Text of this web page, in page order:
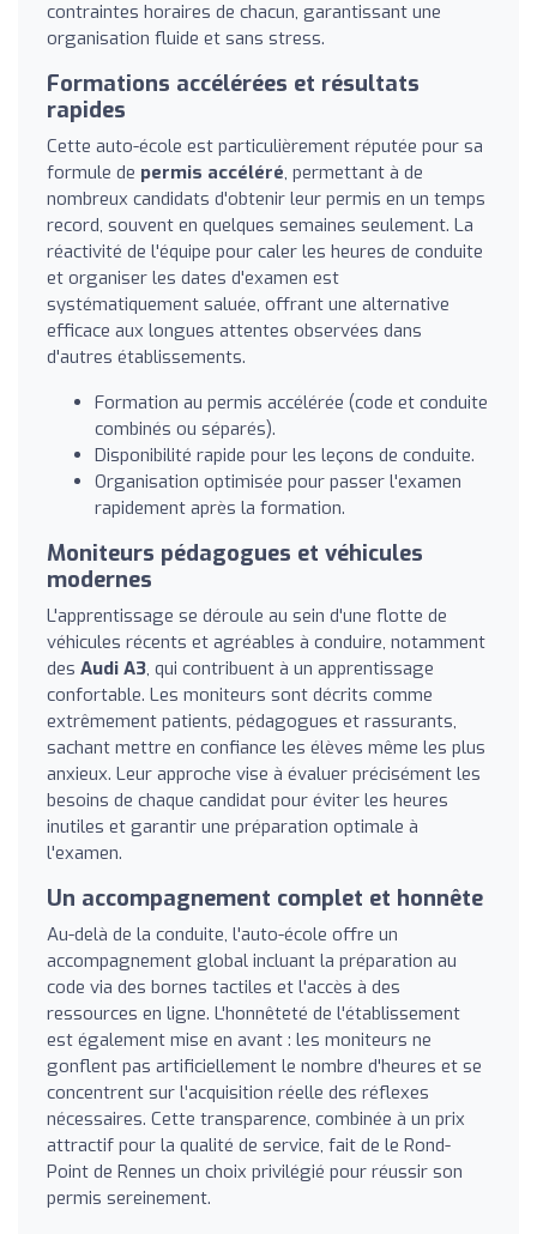
contraintes horaires de chacun, garantissant une
organisation fluide et sans stress.
Formations accélérées et résultats
rapides
Cette auto-école est particulièrement réputée pour sa
formule de permis accéléré, permettant à de
nombreux candidats d'obtenir leur permis en un temps
record, souvent en quelques semaines seulement. La
réactivité de l'équipe pour caler les heures de conduite
et organiser les dates d'examen est
systématiquement saluée, offrant une alternative
efficace aux longues attentes observées dans
d'autres établissements.
Formation au permis accélérée (code et conduite
combinés ou séparés).
Disponibilité rapide pour les leçons de conduite.
Organisation optimisée pour passer l'examen
rapidement après la formation.
Moniteurs pédagogues et véhicules
modernes
L'apprentissage se déroule au sein d'une flotte de
véhicules récents et agréables à conduire, notamment
des Audi A3, qui contribuent à un apprentissage
confortable. Les moniteurs sont décrits comme
extrêmement patients, pédagogues et rassurants,
sachant mettre en confiance les élèves même les plus
anxieux. Leur approche vise à évaluer précisément les
besoins de chaque candidat pour éviter les heures
inutiles et garantir une préparation optimale à
l'examen.
Un accompagnement complet et honnête
Au-delà de la conduite, l'auto-école offre un
accompagnement global incluant la préparation au
code via des bornes tactiles et l'accès à des
ressources en ligne. L'honnêteté de l'établissement
est également mise en avant : les moniteurs ne
gonflent pas artificiellement le nombre d'heures et se
concentrent sur l'acquisition réelle des réflexes
nécessaires. Cette transparence, combinée à un prix
attractif pour la qualité de service, fait de le Rond-
Point de Rennes un choix privilégié pour réussir son
permis sereinement.